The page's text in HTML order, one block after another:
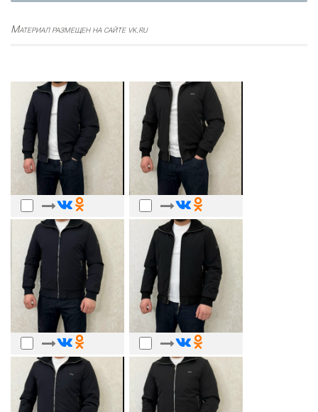
Материал размещен на сайте vk.ru